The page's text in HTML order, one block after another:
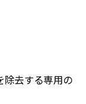
除去する専用の